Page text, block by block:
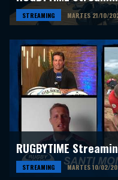
STREAMING MARTES 21/10/
RUGBYTIME
STREAMING MARTES 10/02/